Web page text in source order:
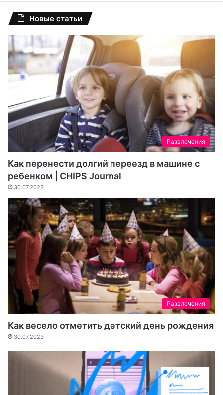
Новые статьи
Развлечения
Как перенести долгий переезд в машине с
ребенком | CHIPS Journal
30.07.2023
Развлечения
Как весело отметить детский день рождения
30.07.2023